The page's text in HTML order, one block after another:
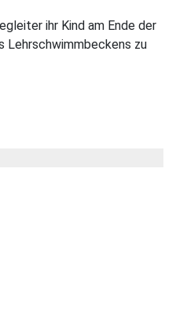
ihr Kind am Ende der
Lehrschwimmbeckens zu